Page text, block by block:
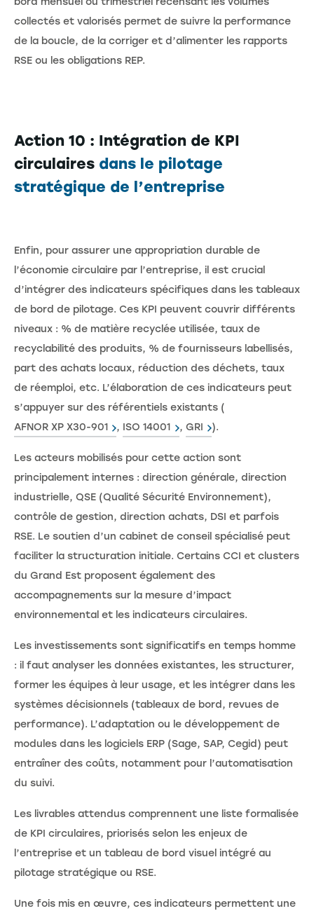
collectés et valorisés permet de suivre la performance
de la boucle, de la corriger et d’alimenter les rapports
RSE ou les obligations REP.
Action 10 : Intégration de KPI
circulaires dans le pilotage
stratégique de l’entreprise
Enfin, pour assurer une appropriation durable de
l’économie circulaire par l’entreprise, il est crucial
d’intégrer des indicateurs spécifiques dans les tableaux
de bord de pilotage. Ces KPI peuvent couvrir différents
niveaux : % de matière recyclée utilisée, taux de
recyclabilité des produits, % de fournisseurs labellisés,
part des achats locaux, réduction des déchets, taux
de réemploi, etc. L’élaboration de ces indicateurs peut
s’appuyer sur des référentiels existants (
AFNOR XP X30-901
, ISO 14001 , GRI ).
Les acteurs mobilisés pour cette action sont
principalement internes : direction générale, direction
industrielle, QSE (Qualité Sécurité Environnement),
contrôle de gestion, direction achats, DSI et parfois
RSE. Le soutien d’un cabinet de conseil spécialisé peut
faciliter la structuration initiale. Certains CCI et clusters
du Grand Est proposent également des
accompagnements sur la mesure d’impact
environnemental et les indicateurs circulaires.
Les investissements sont significatifs en temps homme
: il faut analyser les données existantes, les structurer,
former les équipes à leur usage, et les intégrer dans les
systèmes décisionnels (tableaux de bord, revues de
performance). L’adaptation ou le développement de
modules dans les logiciels ERP (Sage, SAP, Cegid) peut
entraîner des coûts, notamment pour l’automatisation
du suivi.
Les livrables attendus comprennent une liste formalisée
de KPI circulaires, priorisés selon les enjeux de
l’entreprise et un tableau de bord visuel intégré au
pilotage stratégique ou RSE.
Une fois mis en œuvre, ces indicateurs permettent une